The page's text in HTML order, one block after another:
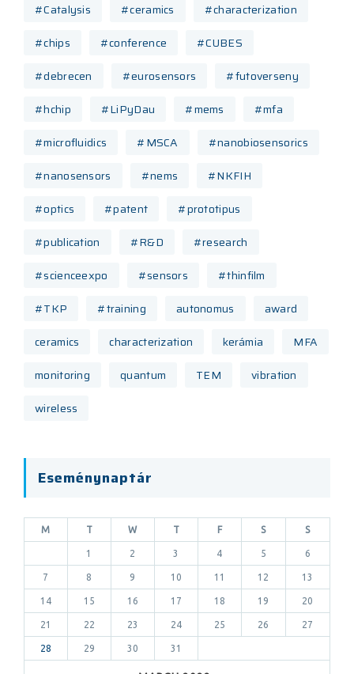
#Catalysis
#ceramics
#characterization
#chips
#conference
#CUBES
#debrecen
#eurosensors
#futoverseny
#hchip
#LiPyDau #mems
#mfa
#microfluidics
#MSCA
#nanobiosensorics
#nanosensors
#nems
#NKFIH
#optics
#patent
#prototipus
#publication
#R&D
#research
#scienceexpo
#sensors
#thinfilm
#TKP
#training autonomus
award
ceramics
characterization kerámia
MFA
monitoring
quantum TEM
vibration
wireless
Eseménynaptár
M T W T F S S
1 2 3 4 5 6
7 8 9 10 11 12 13
14 15 16 17 18 19 20
21 22 23 24 25 26 27
28 29 30 31